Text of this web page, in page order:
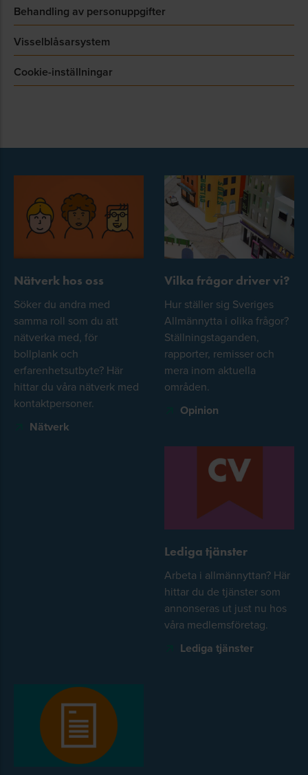
Behandling av personuppgifter
Visselblåsarsystem
Cookie-inställningar
Nätverk hos oss
Söker du andra med
samma roll som du att
nätverka med, för
bollplank och
erfarenhetsutbyte? Här
hittar du våra nätverk med
kontaktpersoner.
Nätverk
Vilka frågor driver vi?
Hur ställer sig Sveriges
Allmännytta i olika frågor?
Ställningstaganden,
rapporter, remisser och
mera inom aktuella
områden.
Opinion
Lediga tjänster
Arbeta i allmännyttan? Här
hittar du de tjänster som
annonseras ut just nu hos
våra medlemsföretag.
Lediga tjänster